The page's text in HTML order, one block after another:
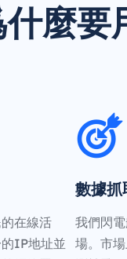
什麼
在線活
IP地址並
數據抓
我們閃
場。市